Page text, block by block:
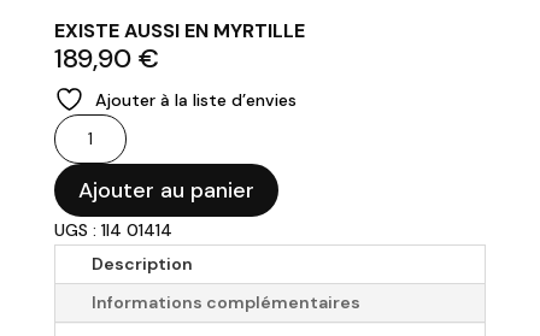
EXISTE AUSSI EN MYRTILLE
189,90 €
Ajouter à la liste d’envies
quantité
de
COOK'UT
Batterie
de
cuisine
amovible
-
Ajouter au panier
UGS : 1I4 01414
Description
Informations complémentaires